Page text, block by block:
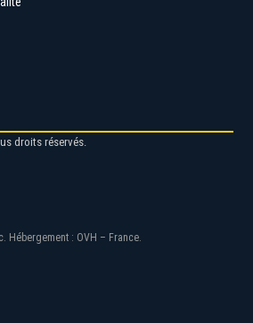
Hébergement : OVH – France.